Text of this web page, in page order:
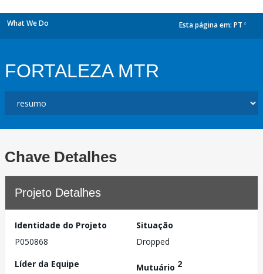
What We Do Esta página em: PT
FORTALEZA MTR
Chave Detalhes
Projeto Detalhes
Identidade do Projeto
P050868
Situação
Dropped
Líder da Equipe
Mutuário 2